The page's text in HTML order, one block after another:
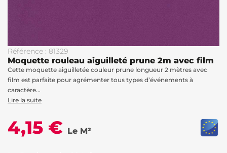
Référence : 81329
Moquette rouleau aiguilleté prune 2m avec film
Cette moquette aiguilletée couleur prune longueur 2 mètres avec
film est parfaite pour agrémenter tous types d’événements à
caractère...
Lire la suite
4,15 € Le M²